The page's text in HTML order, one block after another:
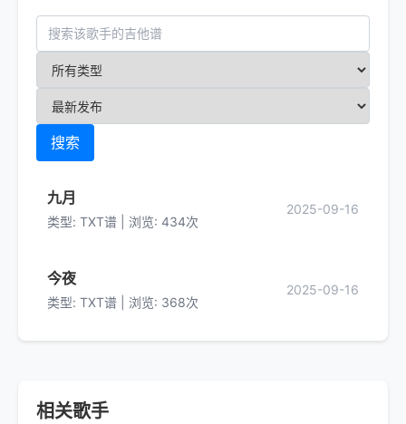
搜索
九月
类型: TXT谱 | 浏览: 434次
2025-09-16
今夜
类型: TXT谱 | 浏览: 368次
2025-09-16
相关歌手